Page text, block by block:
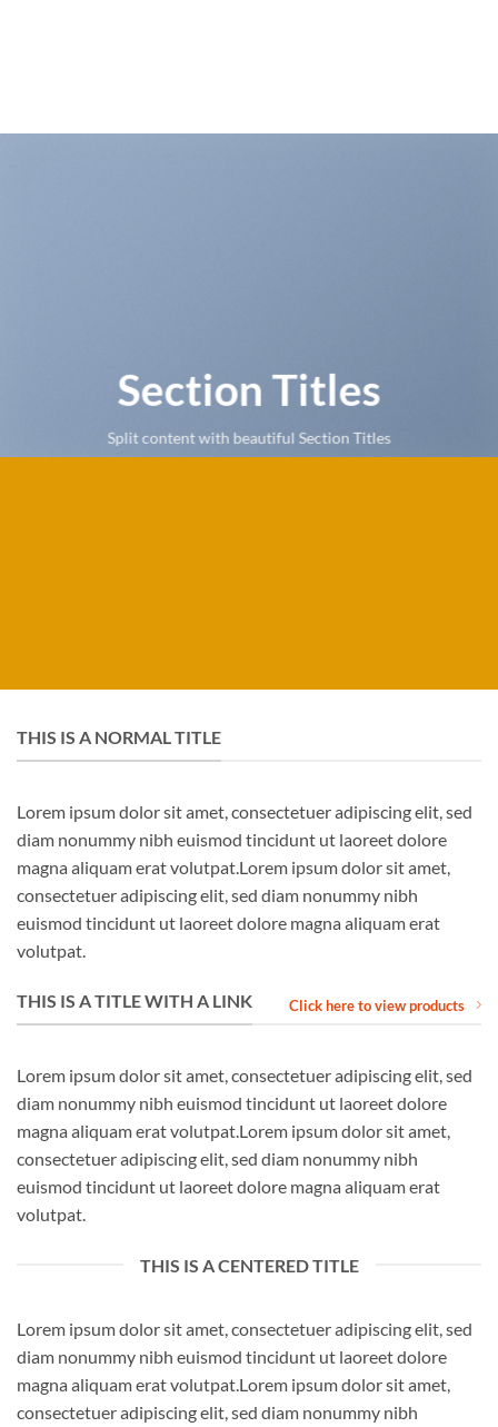
Section Titles
Split content with beautiful Section Titles
THIS IS A NORMAL TITLE
Lorem ipsum dolor sit amet, consectetuer adipiscing elit, sed
diam nonummy nibh euismod tincidunt ut laoreet dolore
magna aliquam erat volutpat.Lorem ipsum dolor sit amet,
consectetuer adipiscing elit, sed diam nonummy nibh
euismod tincidunt ut laoreet dolore magna aliquam erat
volutpat.
THIS IS A TITLE WITH A LINK Click here to view products
Lorem ipsum dolor sit amet, consectetuer adipiscing elit, sed
diam nonummy nibh euismod tincidunt ut laoreet dolore
magna aliquam erat volutpat.Lorem ipsum dolor sit amet,
consectetuer adipiscing elit, sed diam nonummy nibh
euismod tincidunt ut laoreet dolore magna aliquam erat
volutpat.
THIS IS A CENTERED TITLE
Lorem ipsum dolor sit amet, consectetuer adipiscing elit, sed
diam nonummy nibh euismod tincidunt ut laoreet dolore
magna aliquam erat volutpat.Lorem ipsum dolor sit amet,
consectetuer adipiscing elit, sed diam nonummy nibh